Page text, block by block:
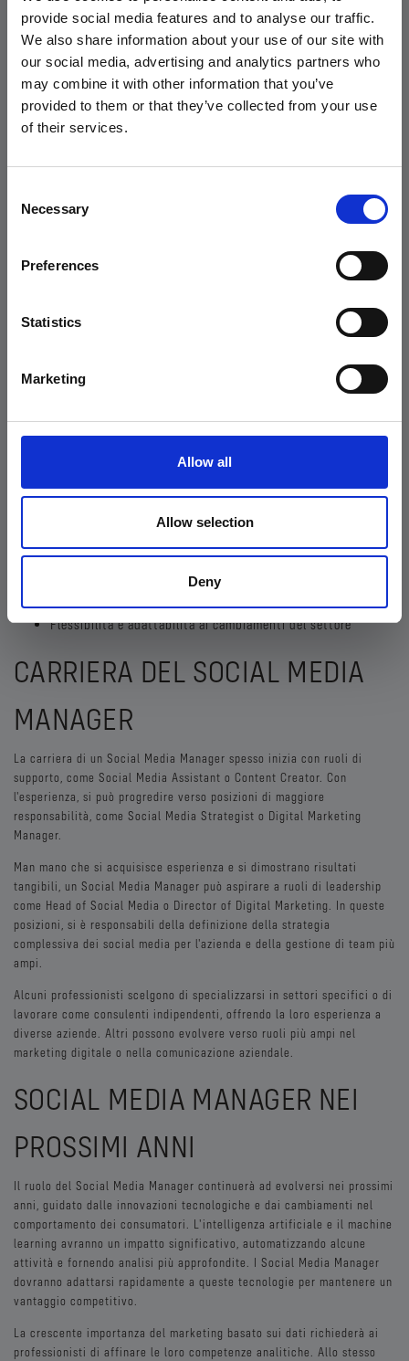
provide social media features and to analyse our traffic.
We also share information about your use of our site with
our social media, advertising and analytics partners who
may combine it with other information that you’ve
provided to them or that they’ve collected from your use
of their services.
Selection
Necessary
Preferences
Statistics
Marketing
Allow all
Allow selection
Deny
Collaborazione con altri team per integrare le attività social
nel marketing mix
Implementazione di campagne pubblicitarie sui social media
Identificazione e gestione delle collaborazioni con
COME DIVENTARE SOCIAL
Per diventare Social Media Manager, è possibile seguire diversi
percorsi formativi. Una laurea in Marketing, Comunicazione o Digital
Media fornisce una solida base teorica. Tuttavia, molti professionisti
Media Marketing. L'apprendimento continuo e l'aggiornamento
costante sono fondamentali, data la rapida evoluzione del settore.
Conoscenza approfondita delle principali piattaforme social
Competenze di content creation e visual design
Familiarità con strumenti di social media management
Comprensione delle strategie di marketing digitale
Altre competenze rilevanti:
Eccellenti capacità di comunicazione scritta e verbale
Creatività e pensiero strategico
Capacità di gestione del tempo e multitasking
Flessibilità e adattabilità ai cambiamenti del settore
CARRIERA DEL SOCIAL MEDIA
MANAGER
La carriera di un Social Media Manager spesso inizia con ruoli di
supporto, come Social Media Assistant o Content Creator. Con
l'esperienza, si può progredire verso posizioni di maggiore
responsabilità, come Social Media Strategist o Digital Marketing
Manager.
Man mano che si acquisisce esperienza e si dimostrano risultati
tangibili, un Social Media Manager può aspirare a ruoli di leadership
come Head of Social Media o Director of Digital Marketing. In queste
posizioni, si è responsabili della definizione della strategia
complessiva dei social media per l'azienda e della gestione di team più
ampi.
Alcuni professionisti scelgono di specializzarsi in settori specifici o di
lavorare come consulenti indipendenti, offrendo la loro esperienza a
diverse aziende. Altri possono evolvere verso ruoli più ampi nel
marketing digitale o nella comunicazione aziendale.
SOCIAL MEDIA MANAGER NEI
PROSSIMI ANNI
Il ruolo del Social Media Manager continuerà ad evolversi nei prossimi
anni, guidato dalle innovazioni tecnologiche e dai cambiamenti nel
comportamento dei consumatori. L'intelligenza artificiale e il machine
learning avranno un impatto significativo, automatizzando alcune
attività e fornendo analisi più approfondite. I Social Media Manager
dovranno adattarsi rapidamente a queste tecnologie per mantenere un
vantaggio competitivo.
La crescente importanza del marketing basato sui dati richiederà ai
professionisti di affinare le loro competenze analitiche. Allo stesso